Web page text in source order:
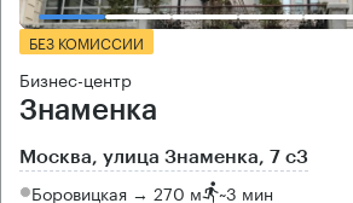
БЕЗ КОМИССИИ
Бизнес-центр
Знаменка
Москва, улица Знаменка, 7 с3
Боровицкая → 270 м ~3 мин